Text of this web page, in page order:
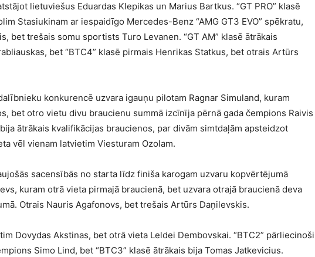
lietuviešus Eduardas Klepikas un Marius Bartkus. “GT PRO” klasē
Stasiukinam ar iespaidīgo Mercedes-Benz “AMG GT3 EVO” spēkratu,
bet trešais somu sportists Turo Levanen. “GT AM” klasē ātrākais
bet “BTC4” klasē pirmais Henrikas Statkus, bet otrais Artūrs
konkurencē uzvara igauņu pilotam Ragnar Simuland, kuram
bet otro vietu divu braucienu summā izcīnīja pērnā gada čempions Raivis
ātrākais kvalifikācijas braucienos, par divām simtdaļām apsteidzot
vēl vienam latvietim Viesturam Ozolam.
sacensībās no starta līdz finiša karogam uzvaru kopvērtējumā
kuram otrā vieta pirmajā braucienā, bet uzvara otrajā braucienā deva
Otrais Nauris Agafonovs, bet trešais Artūrs Daņilevskis.
Dovydas Akstinas, bet otrā vieta Leldei Dembovskai. “BTC2” pārliecinoši
Simo Lind, bet “BTC3” klasē ātrākais bija Tomas Jatkevicius.